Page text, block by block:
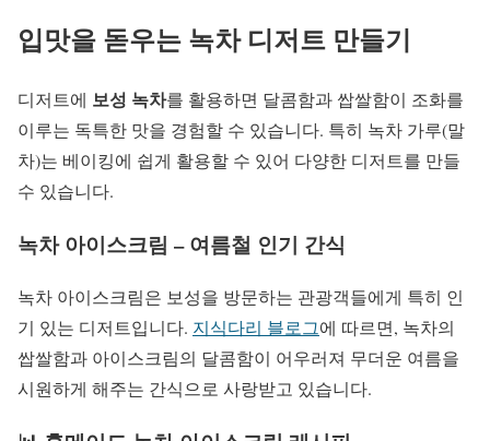
입맛을 돋우는 녹차 디저트 만들기
디저트에 보성 녹차를 활용하면 달콤함과 쌉쌀함이 조화를
이루는 독특한 맛을 경험할 수 있습니다. 특히 녹차 가루(말
차)는 베이킹에 쉽게 활용할 수 있어 다양한 디저트를 만들
수 있습니다.
녹차 아이스크림 – 여름철 인기 간식
녹차 아이스크림은 보성을 방문하는 관광객들에게 특히 인
기 있는 디저트입니다. 지식다리 블로그에 따르면, 녹차의
쌉쌀함과 아이스크림의 달콤함이 어우러져 무더운 여름을
시원하게 해주는 간식으로 사랑받고 있습니다.